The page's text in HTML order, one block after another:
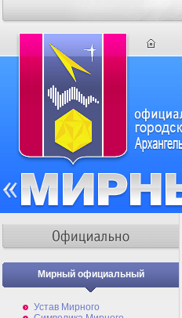
Мирный официальный
Устав Мирного